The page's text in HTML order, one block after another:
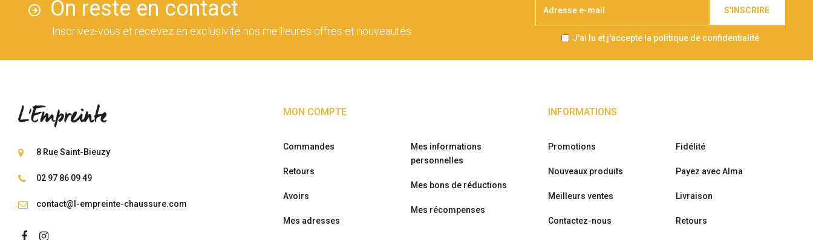
On reste en contact
Inscrivez-vous et recevez en exclusivité nos meilleures offres et nouveautés
S'INSCRIRE
J'ai lu et j'accepte la politique de confidentialité
8 Rue Saint-Bieuzy
02 97 86 09 49
contact@l-empreinte-chaussure.com
MON COMPTE
Commandes
Retours
Avoirs
Mes adresses
Mes informations
personnelles
Mes bons de réductions
Mes récompenses
INFORMATIONS
Promotions
Nouveaux produits
Meilleurs ventes
Contactez-nous
Fidélité
Payez avec Alma
Livraison
Retours